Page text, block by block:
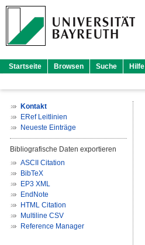
Startseite Browsen Suche Hilfe
Kontakt
ERef Leitlinien
Neueste Einträge
Bibliografische Daten exportieren
ASCII Citation
BibTeX
EP3 XML
EndNote
HTML Citation
Multiline CSV
Reference Manager